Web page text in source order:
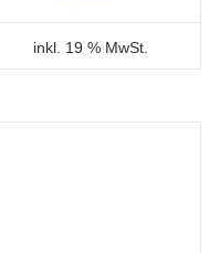
inkl. 19 % MwSt.